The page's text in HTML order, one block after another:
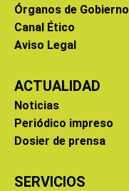
Órganos de Gobierno
Canal Ético
Aviso Legal
ACTUALIDAD
Noticias
Periódico impreso
Dosier de prensa
SERVICIOS